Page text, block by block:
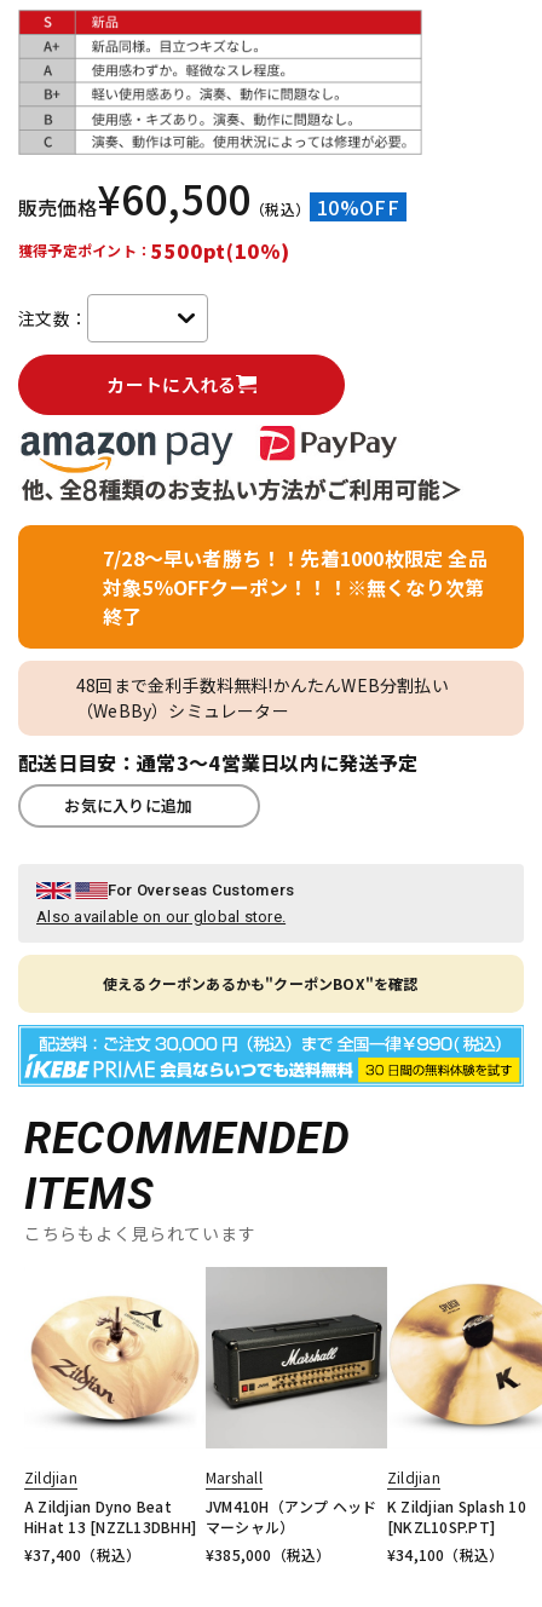
中古 ヴィンテージ
販売価格¥60,500 （税込） 10%OFF
獲得予定ポイント： 5500pt(10%)
注文数：
カートに入れる
7/28～早い者勝ち！！先着1000枚限定 全品
対象5％OFFクーポン！！！※無くなり次第
終了
48回まで金利手数料無料!かんたんWEB分割払い
（WeBBy）シミュレーター
配送日目安：通常3～4営業日以内に発送予定
お気に入りに追加
For Overseas Customers
Also available on our global store.
使えるクーポンあるかも"クーポンBOX"を確認
RECOMMENDED
ITEMS
こちらもよく見られています
Zildjian
A Zildjian Dyno Beat
HiHat 13 [NZZL13DBHH]
¥37,400 （税込）
Marshall
JVM410H（アンプ ヘッド
マーシャル）
¥385,000 （税込）
Zildjian
K Zildjian Splash 10
[NKZL10SP.PT]
¥34,100 （税込）